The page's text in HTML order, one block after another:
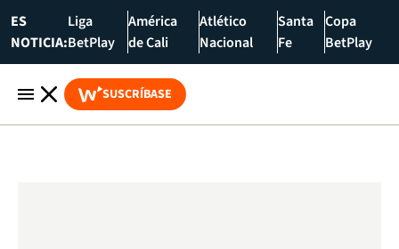
ES
NOTICIA:
Liga
BetPlay
América
de Cali
Atlético
Nacional
Santa
Fe
Copa
BetPlay
SUSCRÍBASE